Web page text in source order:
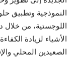
النموذجية وتطبيق
اللوجستية، من خلال
الأشياء لزيادة
الصعيدين المحلي